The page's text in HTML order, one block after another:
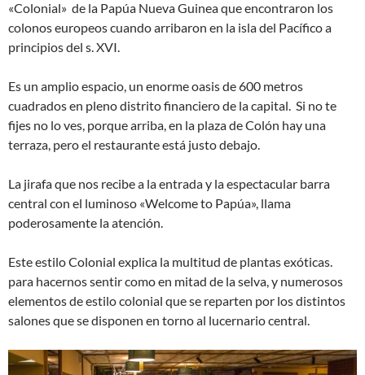
«Colonial» de la Papúa Nueva Guinea que encontraron los
colonos europeos cuando arribaron en la isla del Pacífico a
principios del s. XVI.
Es un amplio espacio, un enorme oasis de 600 metros
cuadrados en pleno distrito financiero de la capital. Si no te
fijes no lo ves, porque arriba, en la plaza de Colón hay una
terraza, pero el restaurante está justo debajo.
La jirafa que nos recibe a la entrada y la espectacular barra
central con el luminoso «Welcome to Papúa», llama
poderosamente la atención.
Este estilo Colonial explica la multitud de plantas exóticas.
para hacernos sentir como en mitad de la selva, y numerosos
elementos de estilo colonial que se reparten por los distintos
salones que se disponen en torno al lucernario central.